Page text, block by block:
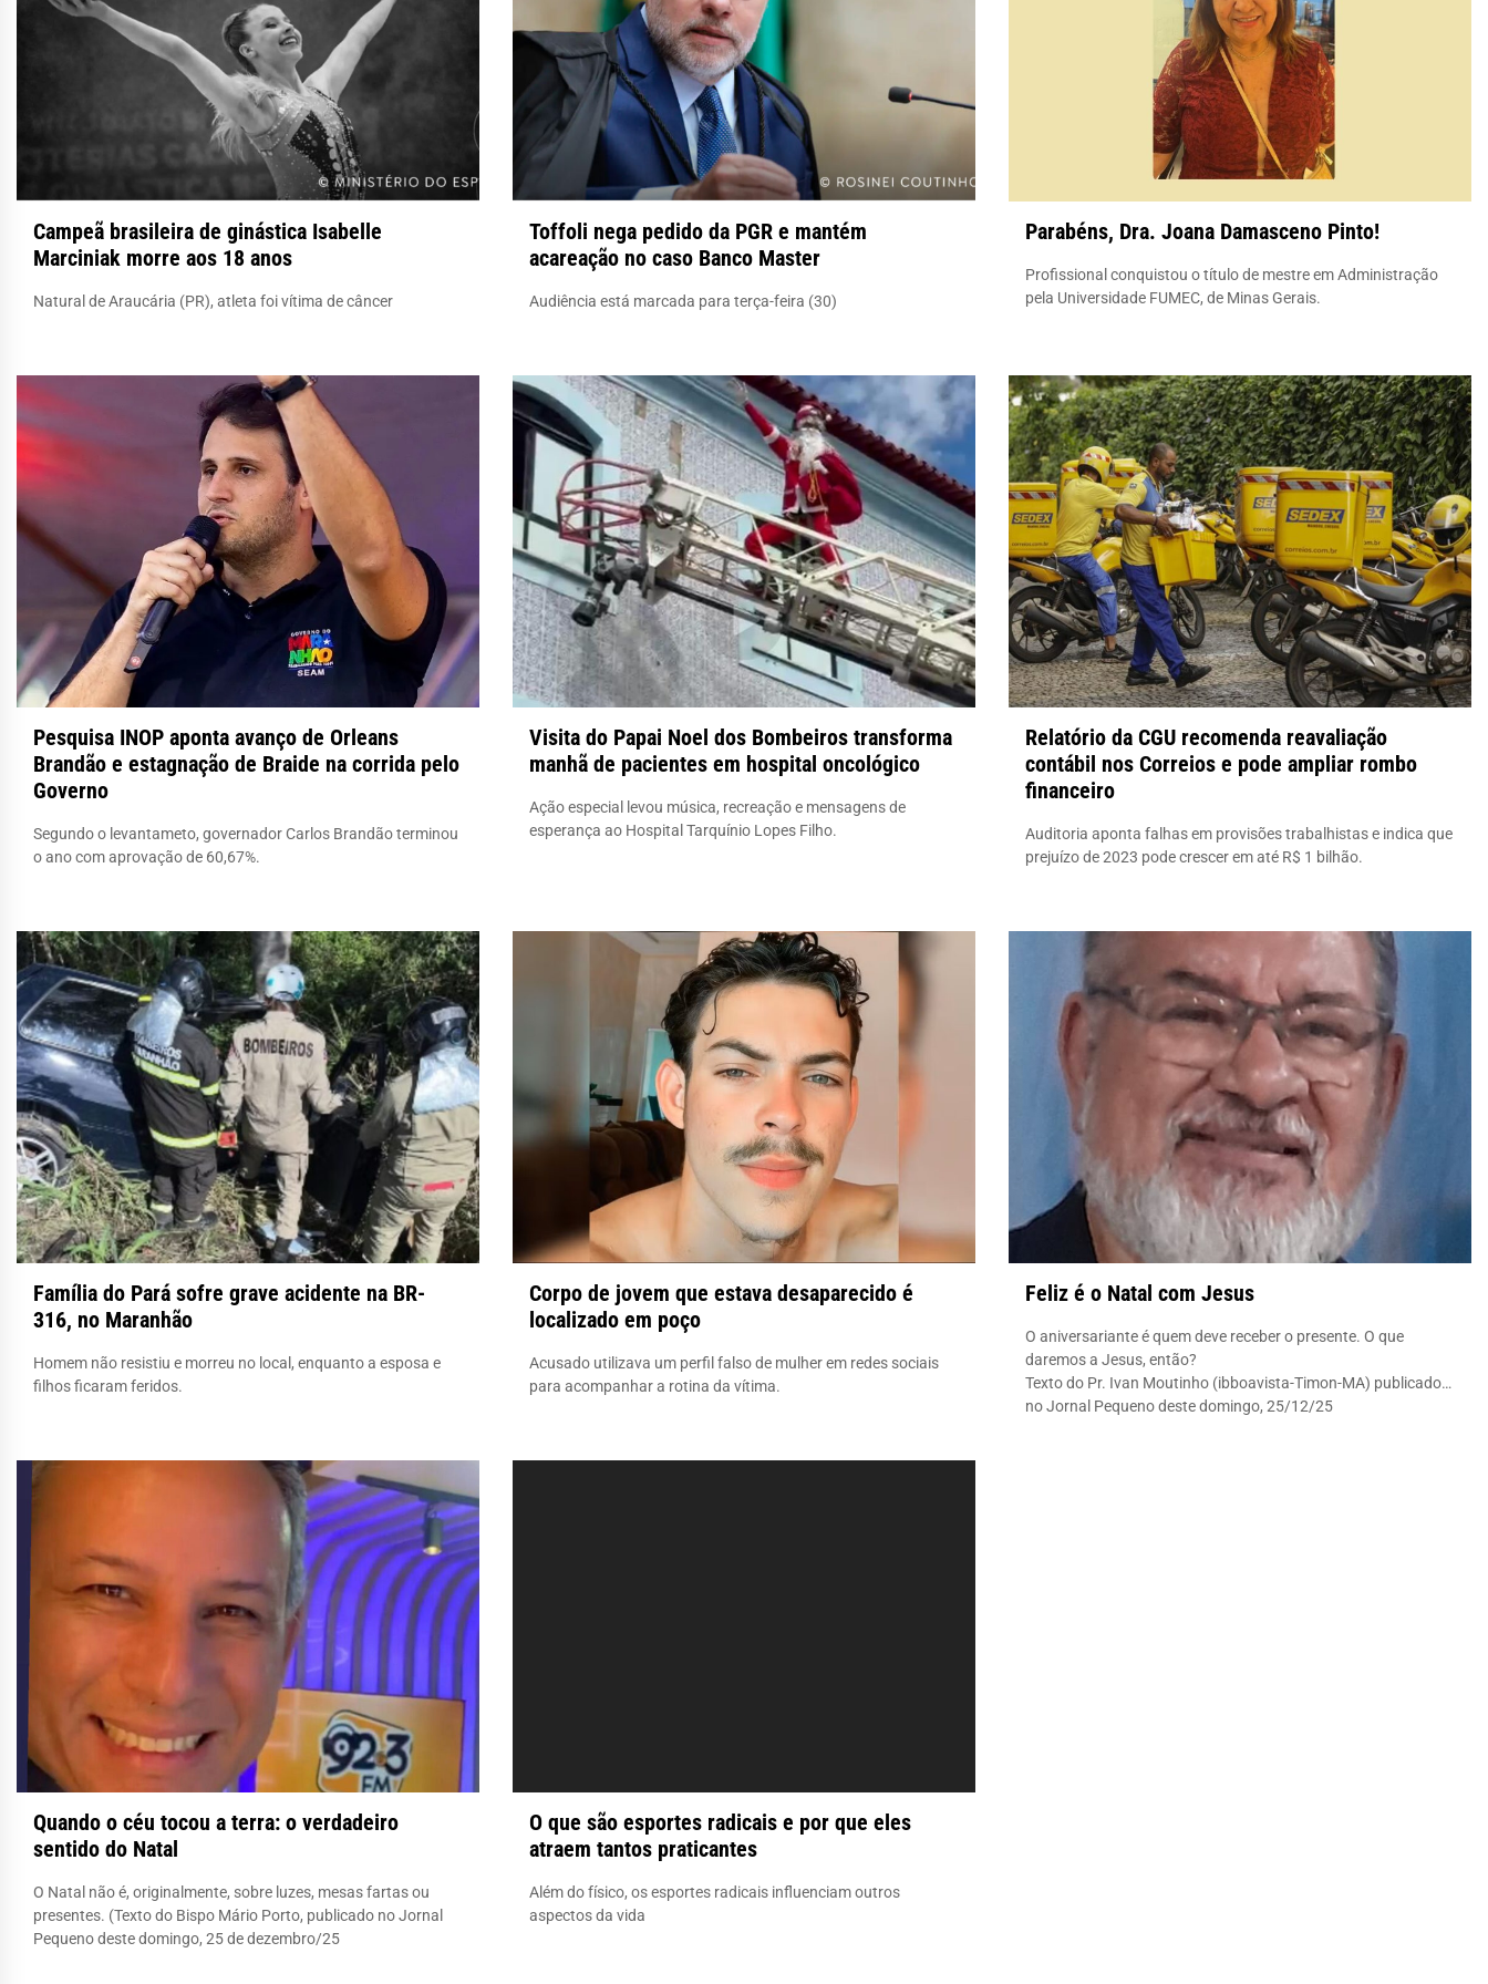
Campeã brasileira de ginástica Isabelle
Marciniak morre aos 18 anos
Natural de Araucária (PR), atleta foi vítima de câncer
Toffoli nega pedido da PGR e mantém
acareação no caso Banco Master
Audiência está marcada para terça-feira (30)
Parabéns, Dra. Joana Damasceno Pinto!
Profissional conquistou o título de mestre em Administração
pela Universidade FUMEC, de Minas Gerais.
Pesquisa INOP aponta avanço de Orleans
Brandão e estagnação de Braide na corrida pelo
Governo
Segundo o levantameto, governador Carlos Brandão terminou
o ano com aprovação de 60,67%.
Visita do Papai Noel dos Bombeiros transforma
manhã de pacientes em hospital oncológico
Ação especial levou música, recreação e mensagens de
esperança ao Hospital Tarquínio Lopes Filho.
Relatório da CGU recomenda reavaliação
contábil nos Correios e pode ampliar rombo
financeiro
Auditoria aponta falhas em provisões trabalhistas e indica que
prejuízo de 2023 pode crescer em até R$ 1 bilhão.
Família do Pará sofre grave acidente na BR-
316, no Maranhão
Homem não resistiu e morreu no local, enquanto a esposa e
filhos ficaram feridos.
Corpo de jovem que estava desaparecido é
localizado em poço
Acusado utilizava um perfil falso de mulher em redes sociais
para acompanhar a rotina da vítima.
Feliz é o Natal com Jesus
O aniversariante é quem deve receber o presente. O que
daremos a Jesus, então?
Texto do Pr. Ivan Moutinho (ibboavista-Timon-MA) publicado
no Jornal Pequeno deste domingo, 25/12/25
Quando o céu tocou a terra: o verdadeiro
sentido do Natal
O Natal não é, originalmente, sobre luzes, mesas fartas ou
presentes. (Texto do Bispo Mário Porto, publicado no Jornal
Pequeno deste domingo, 25 de dezembro/25
O que são esportes radicais e por que eles
atraem tantos praticantes
Além do físico, os esportes radicais influenciam outros
aspectos da vida